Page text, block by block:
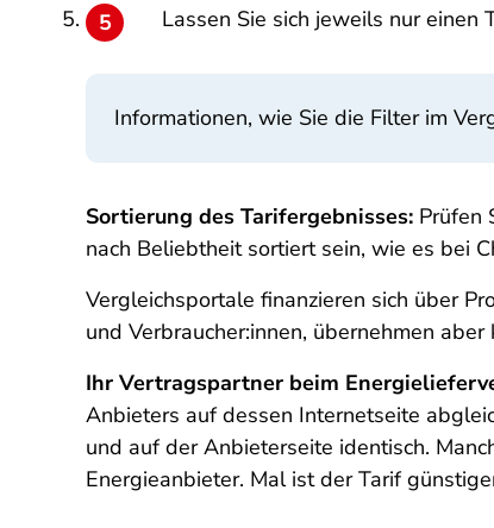
Lassen Sie sich jeweils nur einen
Informationen, wie Sie die Filter im
Sortierung des Tarifergebnisses: Prüfen
nach Beliebtheit sortiert sein, wie es bei
Vergleichsportale finanzieren sich über
und Verbraucher:innen, übernehmen
Ihr Vertragspartner beim
Anbieters auf dessen Internetseite
und auf der Anbieterseite identisch.
Energieanbieter. Mal ist der Tarif